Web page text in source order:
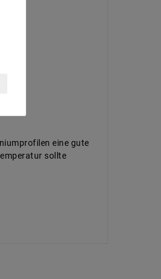
eine gute
sollte